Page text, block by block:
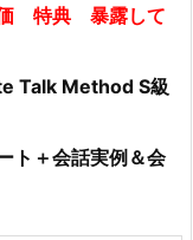
特典 暴露して
Talk Method S級
ト＋会話実例＆会